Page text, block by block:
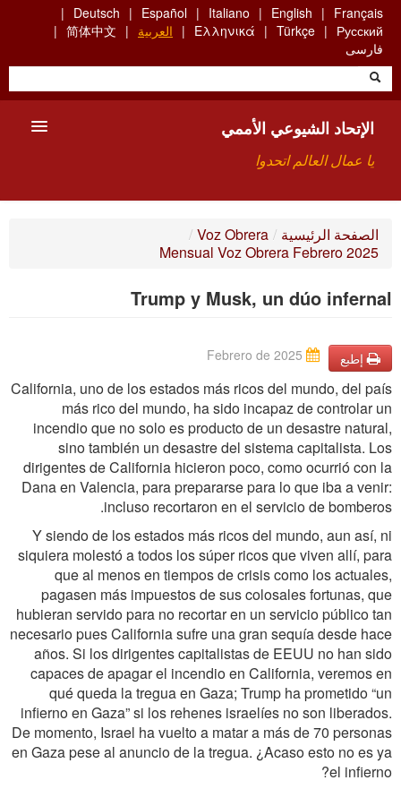
Skip
main
content
Français
English
Italiano
Español
Deutsch
Русский
Türkçe
Ελληνικά العربية
简体中文
فارسی
الإتحاد الشيوعي الأممي
يا عمال العالم اتحدوا
من نحن؟
بحث
الصفحة الرئيسية /
Voz Obrera
/
Mensual Voz Obrera Febrero 2025
Trump y Musk, un dúo infernal
إطبع
California, uno de los estados más ricos del mundo, del país
más rico del mundo, ha sido incapaz de controlar un
incendio que no solo es producto de un desastre natural,
sino también un desastre del sistema capitalista. Los
dirigentes de California hicieron poco, como ocurrió con la
Dana en Valencia, para prepararse para lo que iba a venir:
incluso recortaron en el servicio de bomberos.
Y siendo de los estados más ricos del mundo, aun así, ni
siquiera molestó a todos los súper ricos que viven allí, para
que al menos en tiempos de crisis como los actuales,
pagasen más impuestos de sus colosales fortunas, que
hubieran servido para no recortar en un servicio público tan
necesario pues California sufre una gran sequía desde hace
años. Si los dirigentes capitalistas de EEUU no han sido
capaces de apagar el incendio en California, veremos en
qué queda la tregua en Gaza; Trump ha prometido “un
infierno en Gaza” si los rehenes israelíes no son liberados.
De momento, Israel ha vuelto a matar a más de 70 personas
en Gaza pese al anuncio de la tregua. ¿Acaso esto no es ya
el infierno?